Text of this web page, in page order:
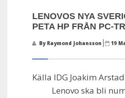
LENOVOS NYA
PETA HP FRÅN PC-
By Raymond Johansson 19
Källa IDG Joakim
Lenovo ska bli